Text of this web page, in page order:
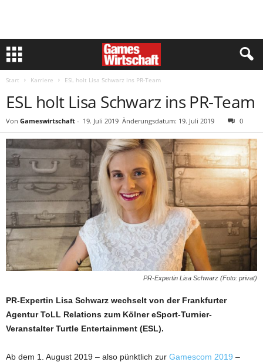
Start Karriere ESL holt Lisa Schwarz ins PR-Team
ESL holt Lisa Schwarz ins PR-Team
Von Gameswirtschaft - 19. Juli 2019 Änderungsdatum: 19. Juli 2019 0
PR-Expertin Lisa Schwarz (Foto: privat)
PR-Expertin Lisa Schwarz wechselt von der Frankfurter
Agentur ToLL Relations zum Kölner eSport-Turnier-
Veranstalter Turtle Entertainment (ESL).
Ab dem 1. August 2019 – also pünktlich zur Gamescom 2019 –